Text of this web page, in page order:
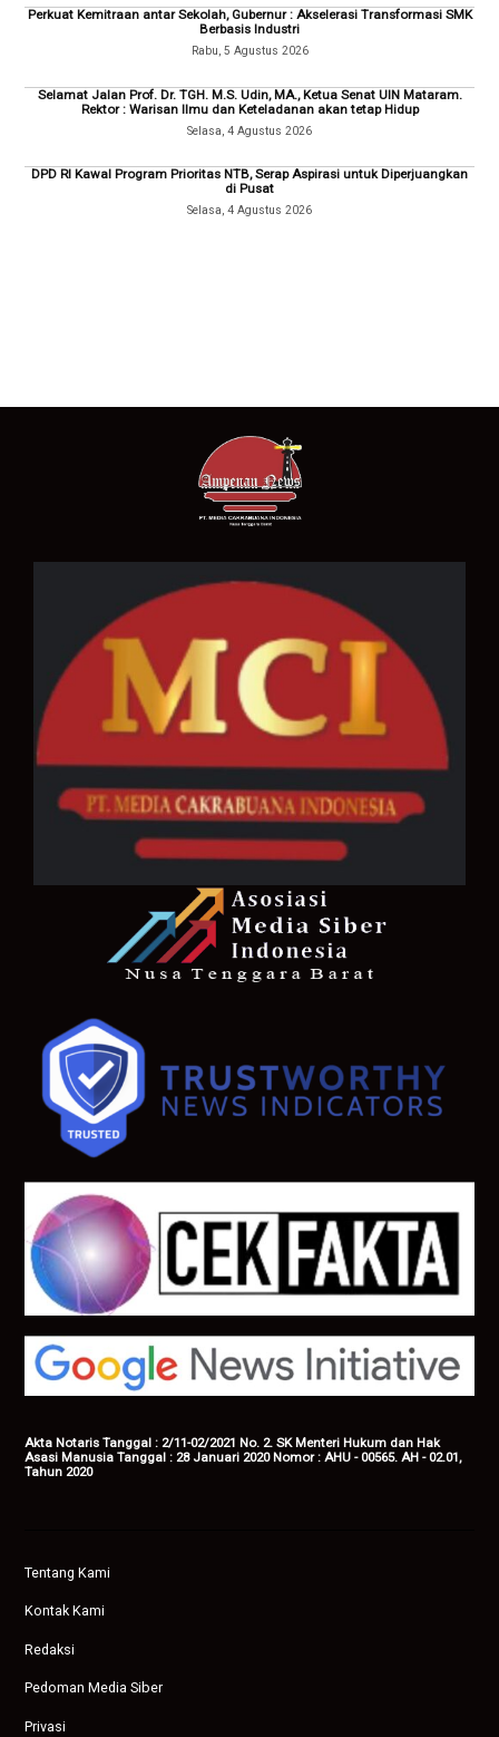
Perkuat Kemitraan antar Sekolah, Gubernur : Akselerasi Transformasi SMK
Berbasis Industri
Rabu, 5 Agustus 2026
Selamat Jalan Prof. Dr. TGH. M.S. Udin, MA., Ketua Senat UIN Mataram.
Rektor : Warisan Ilmu dan Keteladanan akan tetap Hidup
Selasa, 4 Agustus 2026
DPD RI Kawal Program Prioritas NTB, Serap Aspirasi untuk Diperjuangkan
di Pusat
Selasa, 4 Agustus 2026
Akta Notaris Tanggal : 2/11-02/2021 No. 2. SK Menteri Hukum dan Hak
Asasi Manusia Tanggal : 28 Januari 2020 Nomor : AHU - 00565. AH - 02.01,
Tahun 2020
Tentang Kami
Kontak Kami
Redaksi
Pedoman Media Siber
Privasi